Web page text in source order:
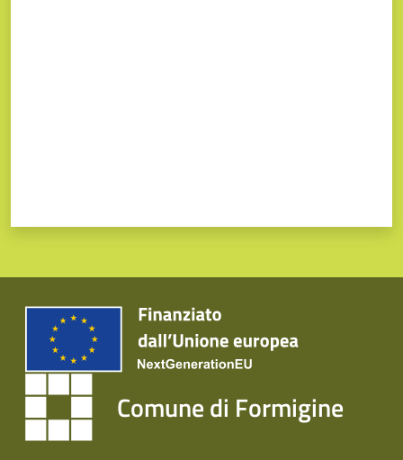
Comune di Formigine